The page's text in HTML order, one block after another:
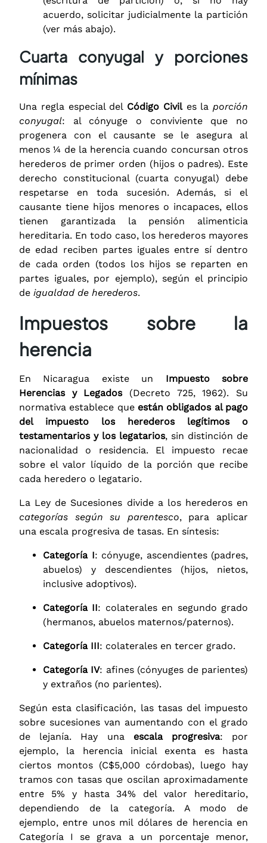
acuerdo, solicitar judicialmente la partición
(ver más abajo).
Cuarta conyugal y porciones
mínimas
Una regla especial del Código Civiles la porción
conyugal: al cónyuge o conviviente que no
progenera con el causante se le asegura al
menos ¼ de la herencia cuando concursan otros
herederos de primer orden (hijos o padres). Este
derecho constitucional (cuarta conyugal) debe
respetarse en toda sucesión. Además, si el
causante tiene hijos menores o incapaces, ellos
tienen garantizada la pensión alimenticia
hereditaria. En todo caso, los herederos mayores
de edad reciben partes iguales entre sí dentro
de cada orden (todos los hijos se reparten en
partes iguales, por ejemplo), según el principio
de igualdad de herederos.
Impuestos sobre la
herencia
En Nicaragua existe un Impuesto sobre
Herencias y Legados(Decreto 725, 1962). Su
normativa establece que están obligados al pago
del impuesto los herederos legítimos o
testamentarios y los legatarios, sin distinción de
nacionalidad o residencia. El impuesto recae
sobre el valor líquido de la porción que recibe
cada heredero o legatario.
La Ley de Sucesiones divide a los herederos en
categorías según su parentesco, para aplicar
una escala progresiva de tasas. En síntesis:
Categoría I: cónyuge, ascendientes (padres,
abuelos) y descendientes (hijos, nietos,
inclusive adoptivos).
Categoría II: colaterales en segundo grado
(hermanos, abuelos maternos/paternos).
Categoría III: colaterales en tercer grado.
Categoría IV: afines (cónyuges de parientes)
y extraños (no parientes).
Según esta clasificación, las tasas del impuesto
sobre sucesiones van aumentando con el grado
de lejanía. Hay una escala progresiva: por
ejemplo, la herencia inicial exenta es hasta
ciertos montos (C$5,000 córdobas), luego hay
tramos con tasas que oscilan aproximadamente
entre 5% y hasta 34% del valor hereditario,
dependiendo de la categoría. A modo de
ejemplo, entre unos mil dólares de herencia en
Categoría I se grava a un porcentaje menor,